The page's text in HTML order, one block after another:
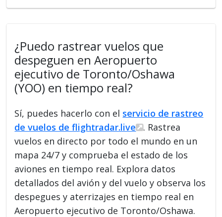
¿Puedo rastrear vuelos que
despeguen en Aeropuerto
ejecutivo de Toronto/Oshawa
(YOO) en tiempo real?
Sí, puedes hacerlo con el servicio de rastreo
de vuelos de flightradar.live
. Rastrea
vuelos en directo por todo el mundo en un
mapa 24/7 y comprueba el estado de los
aviones en tiempo real. Explora datos
detallados del avión y del vuelo y observa los
despegues y aterrizajes en tiempo real en
Aeropuerto ejecutivo de Toronto/Oshawa.